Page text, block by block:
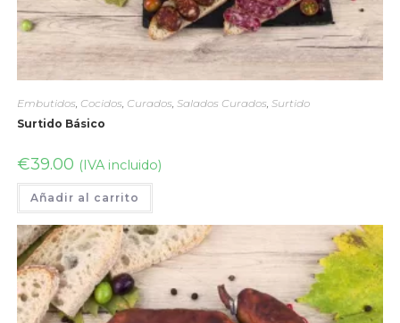
Embutidos, Cocidos, Curados, Salados Curados, Surtido
Surtido Básico
€39.00 (IVA incluido)
Añadir al carrito